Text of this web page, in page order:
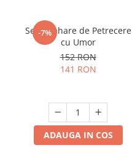
-7%
Set 4 Pahare de Petrecere
cu Umor
152 RON
141 RON
ADAUGA IN COS